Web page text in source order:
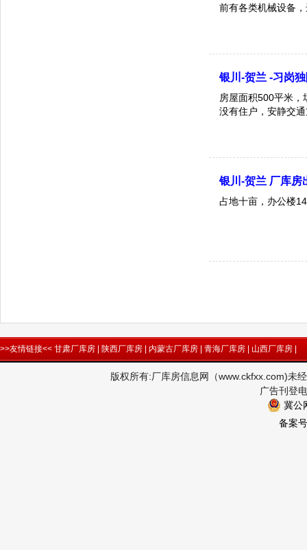
前有各类机械设备
银川-贺兰 -习岗
房屋面积500平米
没有住户，安静交
银川-贺兰 厂库房
占地十亩，办公楼
>>友情链接<< 甘肃厂库房 | 陕西厂库房 | 内蒙古厂库房 | 青海厂库房 | 山西厂库房 |
版权所有:厂库房信息网（www.ckfxx.com)未
广告刊登
冀公
备案